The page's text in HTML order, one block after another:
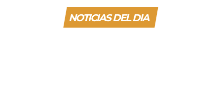
NOTICIAS DEL DIA